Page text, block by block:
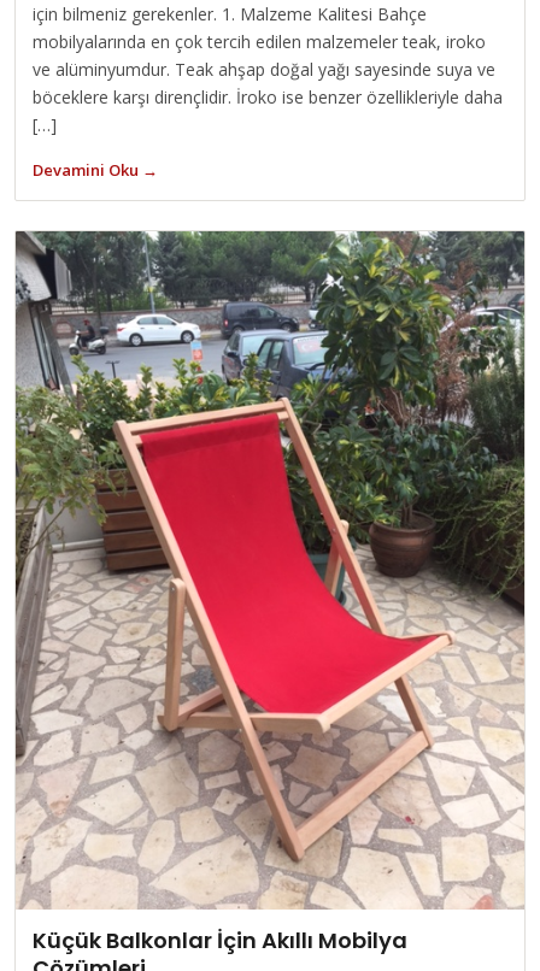
için bilmeniz gerekenler. 1. Malzeme Kalitesi Bahçe
mobilyalarında en çok tercih edilen malzemeler teak, iroko
ve alüminyumdur. Teak ahşap doğal yağı sayesinde suya ve
böceklere karşı dirençlidir. İroko ise benzer özellikleriyle daha
[…]
Devamini Oku →
Küçük Balkonlar İçin Akıllı Mobilya